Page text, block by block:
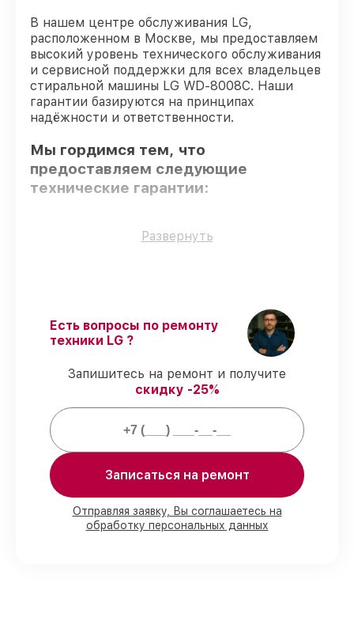
В нашем центре обслуживания LG,
расположенном в Москве, мы предоставляем
высокий уровень технического обслуживания
и сервисной поддержки для всех владельцев
стиральной машины LG WD-8008C. Наши
гарантии базируются на принципах
надёжности и ответственности.
Мы гордимся тем, что
предоставляем следующие
технические гарантии:
Только фирменные комплектующие
Соблюдение сроков починки–
гарантируем завершение работ без
Сервис с гарантией– обслуживаем
стиральных машин всегда со строгим
соблюдением гарантийных обязательств.
Мы гарантируем:
80%работ с возможностью наблюдения
90%комплектующих для стиральных
машин на складе или доступны для
Развернуть
Есть вопросы по ремонту
техники LG ?
Запишитесь на ремонт и получите
скидку -25%
Записаться на ремонт
Отправляя заявку, Вы соглашаетесь на
обработку персональных данных